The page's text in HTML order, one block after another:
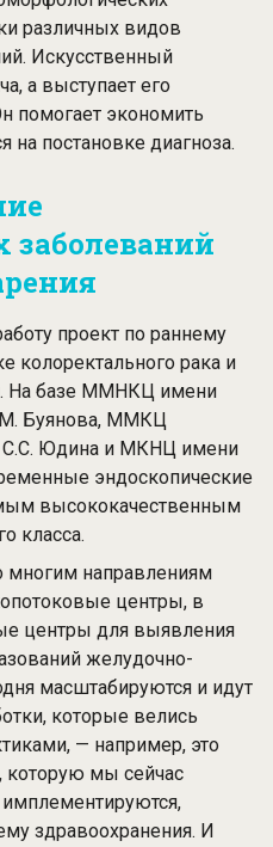
различных видов
Искусственный
а выступает его
экономить
на постановке диагноза.
заболеваний
проект по раннему
колоректального рака и
На базе ММНКЦ имени
Буянова, ММКЦ
С.С. Юдина и МКНЦ имени
эндоскопические
высококачественным
класса.
многим направлениям
центры, в
центры для выявления
желудочно-
масштабируются и идут
которые велись
— например, это
которую мы сейчас
здравоохранения. И